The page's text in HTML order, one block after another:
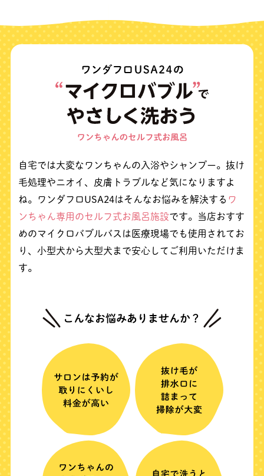
自宅では大変なワンちゃんの入浴やシャンプー。 抜け
毛処理やニオイ、皮膚トラブルなど気になりますよ
ね。
ワンダフロUSA24はそんなお悩みを解決する ワ
ンちゃん専用のセルフ式お風呂施設です。
当店おすす
めのマイクロバブルバスは医療現場でも使用されてお
り、 小型犬から大型犬まで安心してご利用いただけま
す。